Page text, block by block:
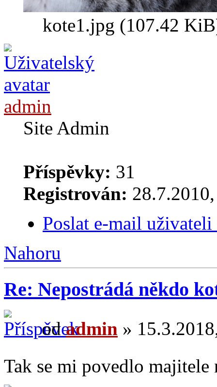
kote1.jpg (107.42
admin
Site Admin
Příspěvky: 31
Registrován:
Poslat e-mail
Nahoru
Re: Nepostrádá někdo
odadmin »
Tak se mi povedlo